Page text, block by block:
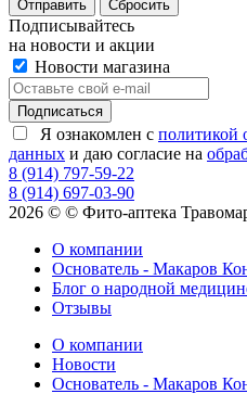
Сбросить
Подписывайтесь
на новости и акции
Новости магазина
Я ознакомлен с политикой
данных и даю согласие на
8 (914) 797-59-22
8 (914) 697-03-90
2026 © © Фито-аптека
О компании
Основатель - Макаров
Блог о народной
Отзывы
О компании
Новости
Основатель - Макаров